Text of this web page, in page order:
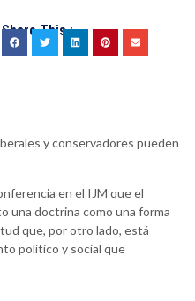
Share This :
y conservadores pueden
en el IJM que el
una doctrina como una forma
que, por otro lado, está
político y social que